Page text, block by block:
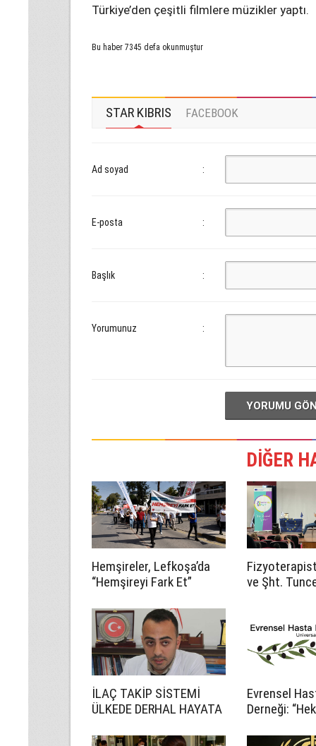
Türkiye’den çeşitli filmlere müzikler yaptı.
Bu haber 7345 defa okunmuştur
STAR KIBRIS FACEBOOK
Ad soyad :
E-posta :
Başlık :
Yorumunuz :
YORUMU
DİĞER
Hemşireler, Lefkoşa’da
“Hemşireyi Fark Et”
ve Şht.
İLAÇ TAKİP SİSTEMİ
ÜLKEDE DERHAL HAYATA
Evrensel
Derneği:
için gerekli